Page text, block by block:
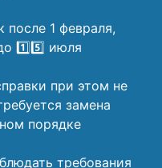
после 1 февраля,
1️⃣5️⃣ июля
при этом не
замена
порядке
требования